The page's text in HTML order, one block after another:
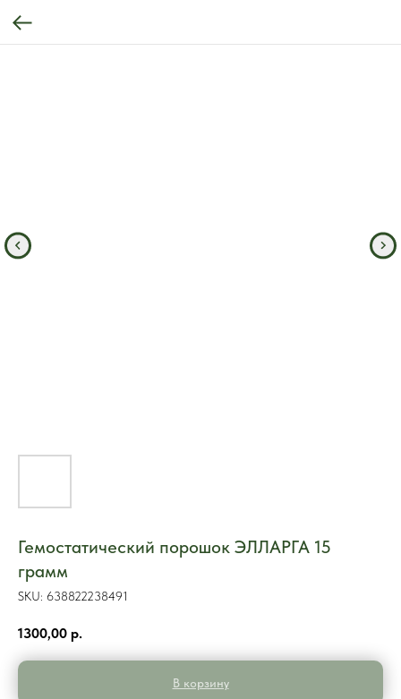
Гемостатический порошок ЭЛЛАРГА 15
грамм
SKU: 638822238491
1300,00 р.
В корзину